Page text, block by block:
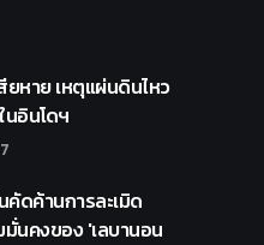
หาย เหตุแผ่นดินไหว
นอินโดฯ
คัดค้านการละเมิด
นคงของ 'เลบานอน